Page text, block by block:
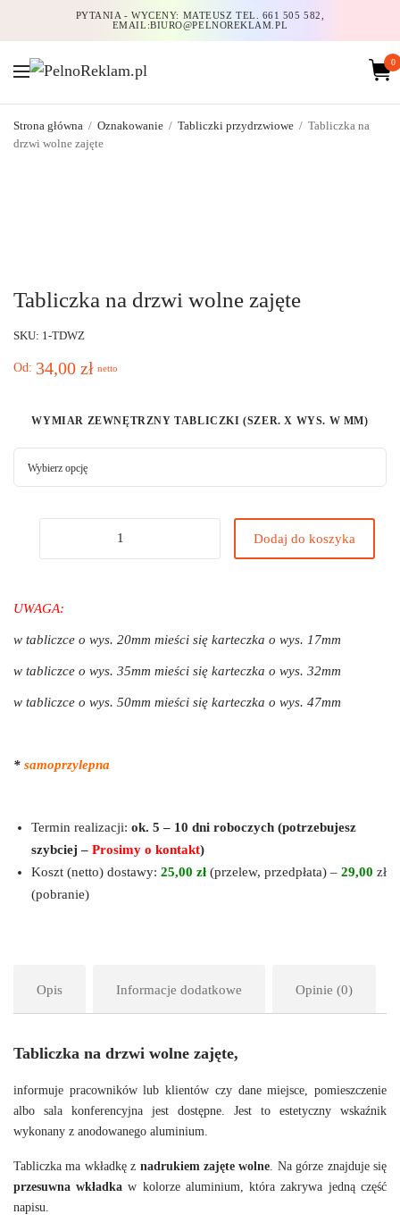
PYTANIA - WYCENY: MATEUSZ TEL. 661 505 582,
EMAIL:BIURO@PELNOREKLAM.PL
0
Strona główna / Oznakowanie / Tabliczki przydrzwiowe / Tabliczka na
drzwi wolne zajęte
Tabliczka na drzwi wolne zajęte
SKU: 1-TDWZ
Od: 34,00zł netto
WYMIAR ZEWNĘTRZNY TABLICZKI (SZER. X WYS. W MM)
Dodaj do koszyka
UWAGA:
w tabliczce o wys. 20mm mieści się karteczka o wys. 17mm
w tabliczce o wys. 35mm mieści się karteczka o wys. 32mm
w tabliczce o wys. 50mm mieści się karteczka o wys. 47mm
*samoprzylepna
Termin realizacji: ok. 5 – 10 dni roboczych (potrzebujesz
szybciej – Prosimy o kontakt)
Koszt (netto) dostawy: 25,00 zł (przelew, przedpłata) – 29,00 zł
(pobranie)
Opis Informacje dodatkowe Opinie (0)
Tabliczka na drzwi wolne zajęte,
informuje pracowników lub klientów czy dane miejsce, pomieszczenie
albo sala konferencyjna jest dostępne. Jest to estetyczny wskaźnik
wykonany z anodowanego aluminium.
Tabliczka ma wkładkę z nadrukiem zajęte wolne . Na górze znajduje się
przesuwna wkładka w kolorze aluminium, która zakrywa jedną część
napisu.